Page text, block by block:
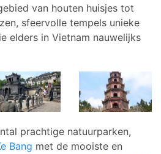
van houten huisjes tot
sfeervolle tempels unieke
elders in Vietnam nauwelijks
prachtige natuurparken,
Bang met de mooiste en